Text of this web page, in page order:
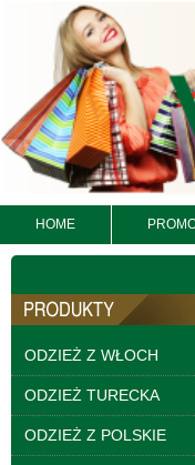
HOME
ODZIEŻ Z WŁOCH
ODZIEŻ TURECKA
ODZIEŻ Z POLSKIE
skórzana Roz S-XL,
95.00 zł